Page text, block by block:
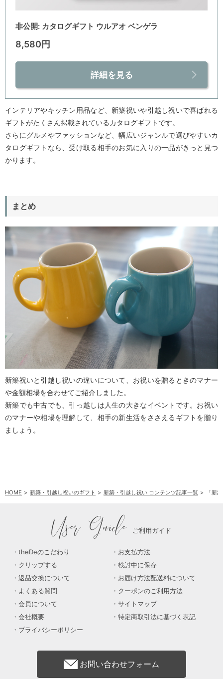
非公開: カタログギフト ウルアオ ベンゲラ
8,580円
詳細を見る
インテリアやキッチン用品など、新築祝いや引越し祝いで喜ばれる
ギフトがたくさん掲載されているカタログギフトです。
さらにグルメやファッションなど、幅広いジャンルで選びやすいカ
タログギフトなら、受け取る相手のお気に入りの一品がきっと見つ
かります。
まとめ
新築祝いと引越し祝いの違いについて、お祝いを贈るときのマナー
や金額相場を合わせてご紹介しました。
新築でも中古でも、引っ越しは人生の大きなイベントです。お祝い
のマナーや相場を理解して、相手の新生活をささえるギフトを贈り
ましょう。
HOME 新築・引越し祝いのギフト 新築・引越し祝い コンテンツ記事一覧 「新
User Guide ご利用ガイド
theDeのこだわり
お支払方法
クリップする
検討中に保存
返品交換について
お届け方法配送料について
よくある質問
クーポンのご利用方法
会員について
サイトマップ
会社概要
特定商取引法に基づく表記
プライバシーポリシー
お問い合わせフォーム